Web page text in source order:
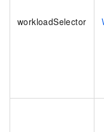
workloadSelector